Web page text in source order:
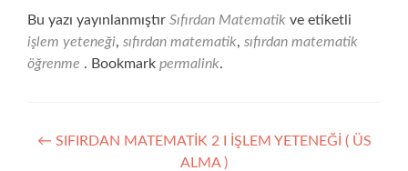
Bu yazı yayınlanmıştır Sıfırdan Matematik ve etiketli
işlem yeteneği, sıfırdan matematik, sıfırdan matematik
öğrenme . Bookmark permalink.
Yazı
← SIFIRDAN MATEMATİK 2 I İŞLEM YETENEĞİ ( ÜS
ALMA )